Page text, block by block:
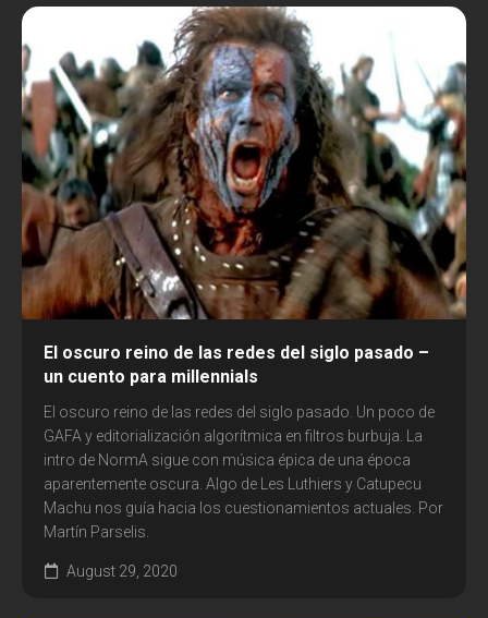
El oscuro reino de las redes del siglo pasado –
un cuento para millennials
El oscuro reino de las redes del siglo pasado. Un poco de
GAFA y editorialización algorítmica en filtros burbuja. La
intro de NormA sigue con música épica de una época
aparentemente oscura. Algo de Les Luthiers y Catupecu
Machu nos guía hacia los cuestionamientos actuales. Por
Martín Parselis.
August 29, 2020